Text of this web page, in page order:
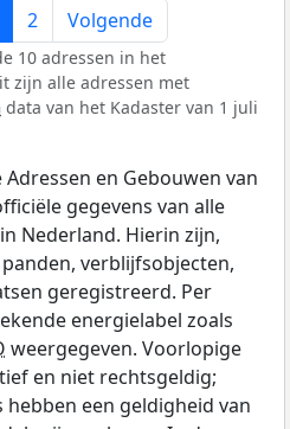
2 Volgende
10 adressen in het
zijn alle adressen met
data van het Kadaster van 1 juli
en Gebouwen van
gegevens van alle
Nederland. Hierin zijn,
verblijfsobjecten,
geregistreerd. Per
energielabel zoals
weergegeven. Voorlopige
en niet rechtsgeldig;
een geldigheid van